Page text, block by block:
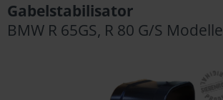
Gabelstabilisator
BMW R 65GS, R 80 G/S Modelle